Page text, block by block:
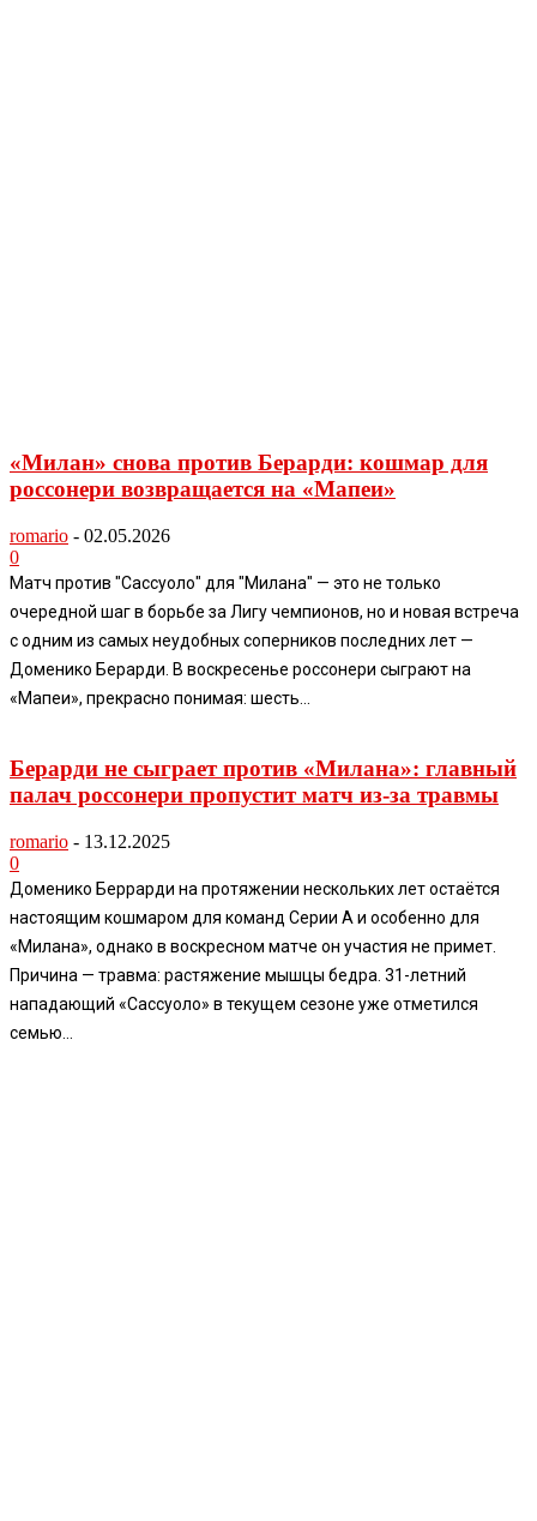
«Милан» снова против Берарди: кошмар для
россонери возвращается на «Мапеи»
romario - 02.05.2026
0
Матч против "Сассуоло" для "Милана" — это не только
очередной шаг в борьбе за Лигу чемпионов, но и новая встреча
с одним из самых неудобных соперников последних лет —
Доменико Берарди. В воскресенье россонери сыграют на
«Мапеи», прекрасно понимая: шесть...
Берaрди не сыграет против «Милана»: главный
палач россонери пропустит матч из-за травмы
romario - 13.12.2025
0
Доменико Беррарди на протяжении нескольких лет остаётся
настоящим кошмаром для команд Серии А и особенно для
«Милана», однако в воскресном матче он участия не примет.
Причина — травма: растяжение мышцы бедра. 31-летний
нападающий «Сассуоло» в текущем сезоне уже отметился
семью...